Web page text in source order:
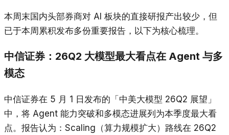
本周末国内头部券商对 AI 板块的直接研报产出较少，但
已于本周累积发布多份重要报告，以下为核心梳理。
中信证券：26Q2 大模型最大看点在 Agent 与多
模态
中信证券在 5 月 1 日发布的「中美大模型 26Q2 展望」
中，将 Agent 能力突破和多模态进展列为本季度最大看
点。报告认为：Scaling（算力规模扩大）路线在 26Q2